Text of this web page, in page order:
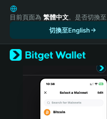
English
日本語
Русский
Español (Latinoamérica)
Türkçe
目前頁面為 繁體中文。是否切換至
切換至English